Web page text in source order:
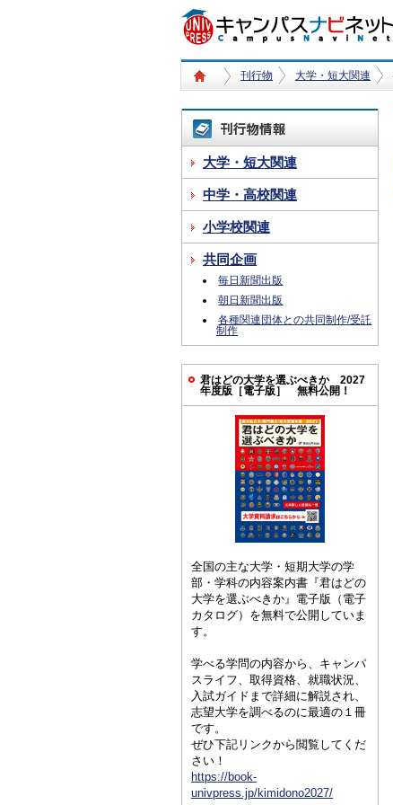
刊行物 大学・短大関連
大学・短大関連
中学・高校関連
小学校関連
共同企画
毎日新聞出版
朝日新聞出版
各種関連団体との共同制作/受託
制作
君はどの大学を選ぶべきか 2027
年度版［電子版］ 無料公開！
全国の主な大学・短期大学の学
部・学科の内容案内書『君はどの
大学を選ぶべきか』電子版（電子
カタログ）を無料で公開していま
す。
学べる学問の内容から、キャンパ
スライフ、取得資格、就職状況、
入試ガイドまで詳細に解説され、
志望大学を調べるのに最適の１冊
です。
ぜひ下記リンクから閲覧してくだ
さい！
https://book-
univpress.jp/kimidono2027/